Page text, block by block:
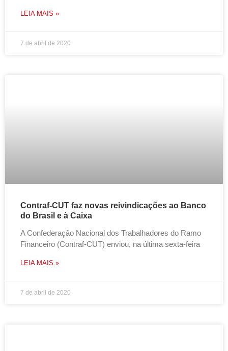
LEIA MAIS »
7 de abril de 2020
Contraf-CUT faz novas reivindicações ao Banco
do Brasil e à Caixa
A Confederação Nacional dos Trabalhadores do Ramo
Financeiro (Contraf-CUT) enviou, na última sexta-feira
LEIA MAIS »
7 de abril de 2020